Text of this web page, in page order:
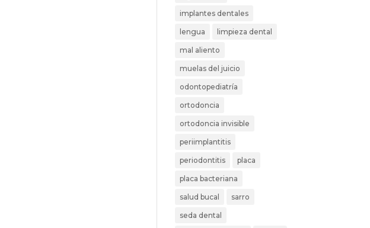
implantes dentales
lengua limpieza dental
mal aliento
muelas del juicio
odontopediatría
ortodoncia
ortodoncia invisible
periimplantitis
periodontitis placa
placa bacteriana
salud bucal sarro
seda dental